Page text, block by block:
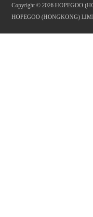
Copyright © 2026 HOPEGOO
HOPEGOO (HONGKONG)